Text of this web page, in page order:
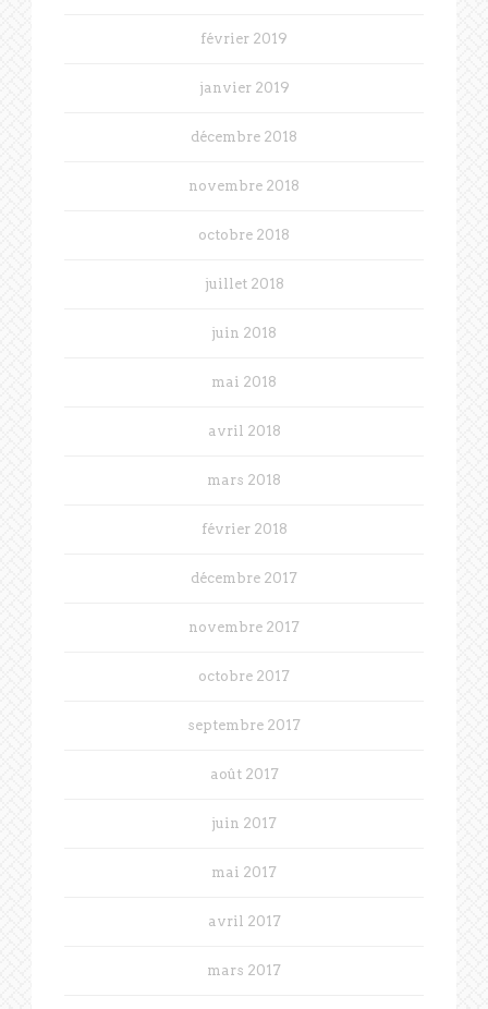
février 2019
janvier 2019
décembre 2018
novembre 2018
octobre 2018
juillet 2018
juin 2018
mai 2018
avril 2018
mars 2018
février 2018
décembre 2017
novembre 2017
octobre 2017
septembre 2017
août 2017
juin 2017
mai 2017
avril 2017
mars 2017